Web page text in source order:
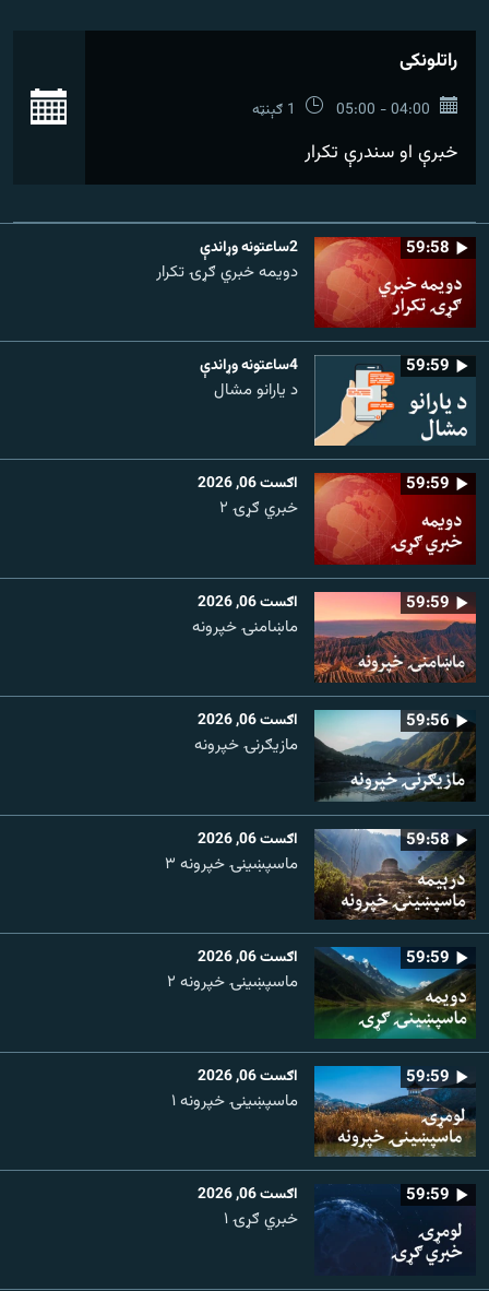
د ازادې اروپا راډیو ټولې ووبپاڼې
راتلونکی
04:00 - 05:00 1 ګېنټه
خبرې او سندرې تکرار
59:58 2ساعتونه وړاندې
دویمه خبري ګړۍ تکرار
59:59 4ساعتونه وړاندې
د یارانو مشال
59:59 اګست 06, 2026
خبري ګړۍ ۲
59:59 اګست 06, 2026
ماښامنۍ خپرونه
59:56 اګست 06, 2026
مازیګرنۍ خپرونه
59:58 اګست 06, 2026
ماسپښینۍ خپرونه ۳
59:59 اګست 06, 2026
ماسپښينۍ خپرونه ۲
59:59 اګست 06, 2026
ماسپښينۍ خپرونه ۱
59:59 اګست 06, 2026
خبري ګړۍ ۱